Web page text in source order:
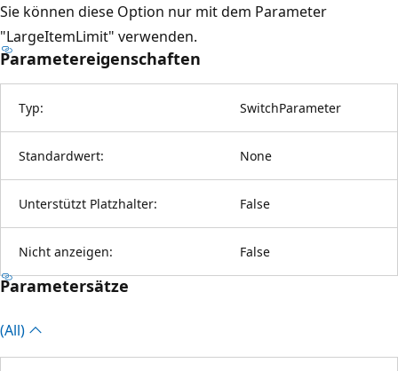
Sie können diese Option nur mit dem Parameter
"LargeItemLimit" verwenden.
Parametereigenschaften
Typ: SwitchParameter
Standardwert: None
Unterstützt Platzhalter: False
Nicht anzeigen: False
Parametersätze
(All)